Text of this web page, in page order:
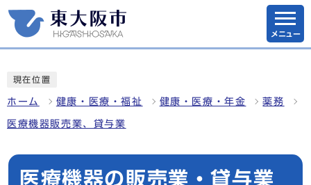
メニュー
現在位置
ホーム 健康・医療・福祉 健康・医療・年金 薬務
医療機器販売業、貸与業
医療機器の販売業・貸与業